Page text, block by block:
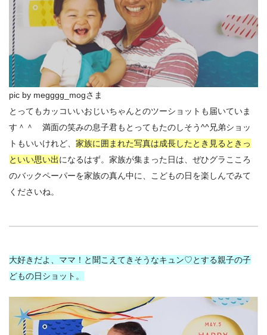
pic by megggg_mogさま
とってもカッコいいおじいちゃんとのツーショットも届いていま
す＾＾ 満面の笑みの息子君もとってもたのしそう^^兄弟ショッ
トもいいけれど、 家族に囲まれた写真は成長したとき見るときっ
といい思い出になるはず。家族が集まった日は、ぜひグラこころ
のバックペーパーを家族の真ん中に、こどもの日を楽しんでみて
くださいね。
大好きだよ、ママ！と聞こえてきそうなキュン♡とする親子の子
どもの日ショット。